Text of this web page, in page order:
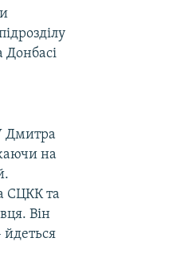
Донбасі
Дмитра
на
СЦКК та
Він
йдеться